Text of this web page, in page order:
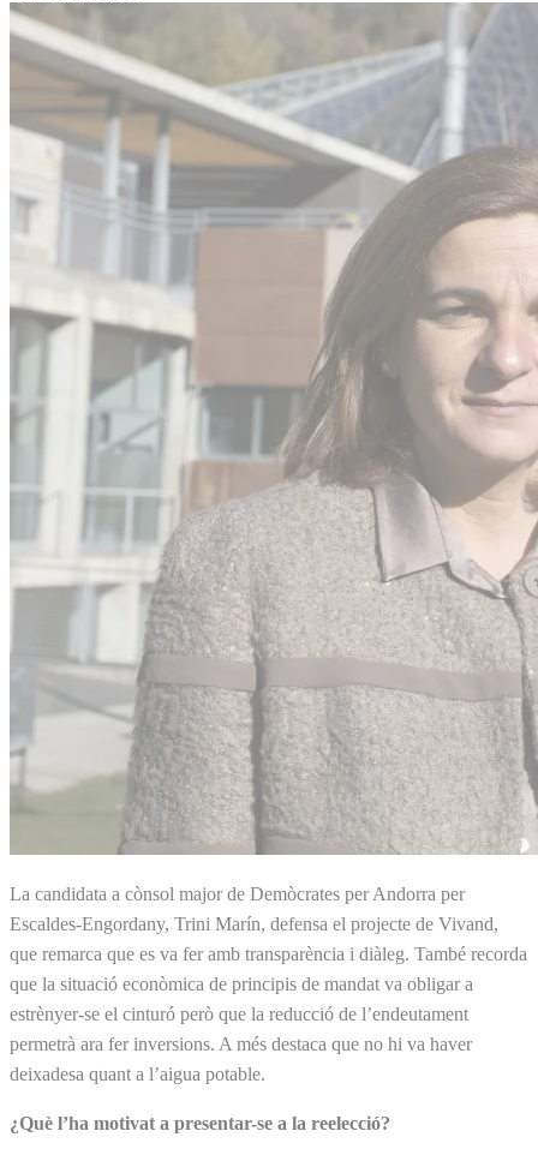
La candidata a cònsol major de Demòcrates per Andorra per
Escaldes-Engordany, Trini Marín, defensa el projecte de Vivand,
que remarca que es va fer amb transparència i diàleg. També recorda
que la situació econòmica de principis de mandat va obligar a
estrènyer-se el cinturó però que la reducció de l’endeutament
permetrà ara fer inversions. A més destaca que no hi va haver
deixadesa quant a l’aigua potable.
¿Què l’ha motivat a presentar-se a la reelecció?